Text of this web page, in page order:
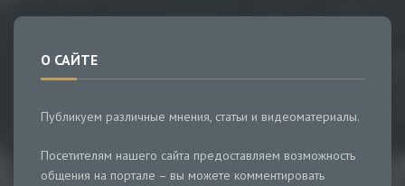
О САЙТЕ
Публикуем различные мнения, статьи и видеоматериалы.
Посетителям нашего сайта предоставляем возможность
общения на портале – вы можете комментировать